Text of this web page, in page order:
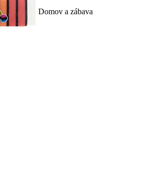
Domov a zábava